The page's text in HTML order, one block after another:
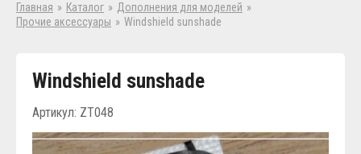
Главная » Каталог » Дополнения для моделей »
Прочие аксессуары » Windshield sunshade
Windshield sunshade
Артикул: ZT048